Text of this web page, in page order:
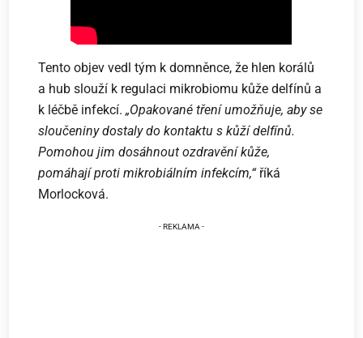
Tento objev vedl tým k domněnce, že hlen korálů
a hub slouží k regulaci mikrobiomu kůže delfínů a
k léčbě infekcí.„Opakované tření umožňuje, aby se
sloučeniny dostaly do kontaktu s kůží delfínů.
Pomohou jim dosáhnout ozdravění kůže,
pomáhají proti mikrobiálním infekcím,“říká
Morlocková.